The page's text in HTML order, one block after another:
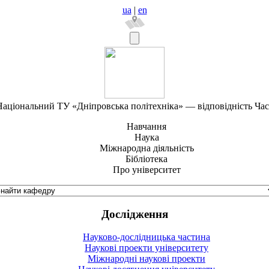
ua | en
ТУ «Дніпровська політехніка» — відповідність
Навчання
Наука
Міжнародна діяльність
Бібліотека
Про університет
Дослідження
Науково-дослідницька частина
Наукові проекти університету
Міжнародні наукові проекти